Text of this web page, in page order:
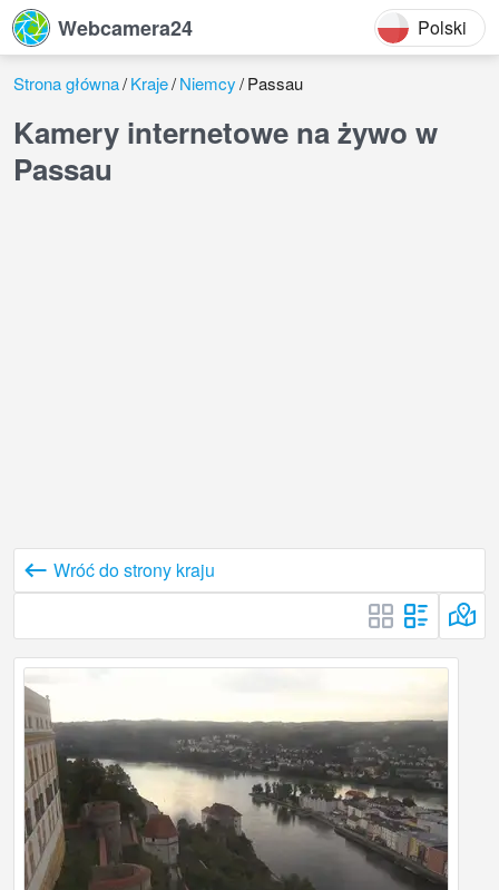
Webcamera24 Polski
Strona główna Kraje Niemcy Passau
Kamery internetowe na żywo w
Passau
Wróć do strony kraju